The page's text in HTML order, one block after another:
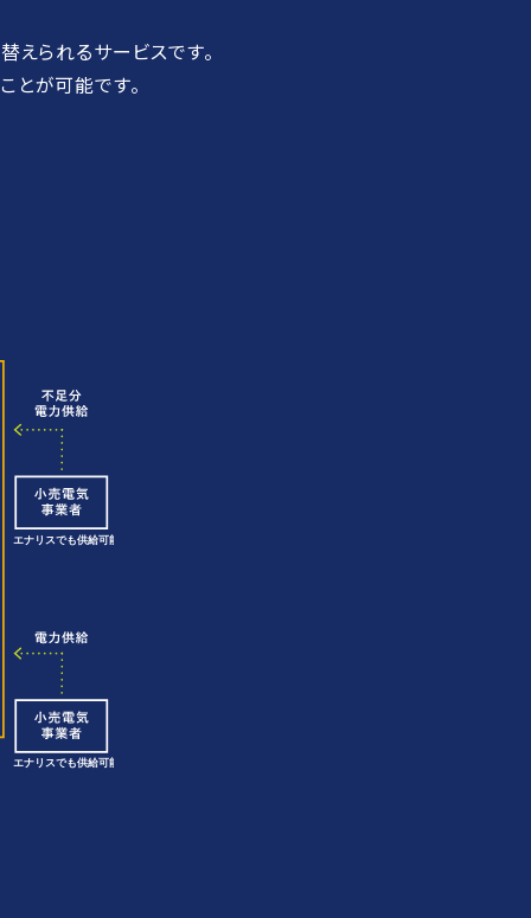
えられるサービスです。
とが可能です。